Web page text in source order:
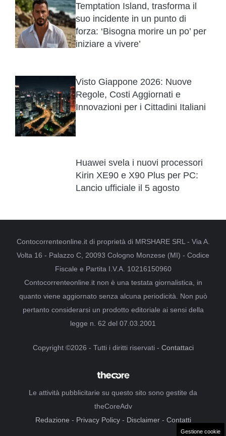
Temptation Island, trasforma il
suo incidente in un punto di
forza: ‘Bisogna morire un po’ per
iniziare a vivere’
Visto Giappone 2026: Nuove
Regole, Costi Aggiornati e
Innovazioni per i Cittadini Italiani
Huawei svela i nuovi processori
Kirin XE90 e X90 Plus per PC:
Lancio ufficiale il 5 agosto
Contocorrenteonline.it di proprietà di MRSHARE SRL - Via A.
Volta 16 - Palazzo C, 20093 Cologno Monzese (MI) - Codice
Fiscale e Partita I.V.A. 10216150960
Contocorrenteonline.it non è una testata giornalistica, in
quanto viene aggiornato senza alcuna periodicità. Non può
pertanto considerarsi un prodotto editoriale ai sensi della
legge n. 62 del 07.03.2001
Copyright ©2026 - Tutti i diritti riservati - Contattaci
Le attività pubblicitarie su questo sito sono gestite da
theCoreAdv
Redazione - Privacy Policy- Disclaimer- Contatti
Gestione cookie